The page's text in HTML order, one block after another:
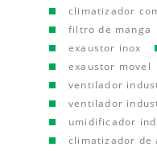
climatizador
filtro de manga
exaustor inox
exaustor movel
ventilador
ventilador
umidificador
climatizador de